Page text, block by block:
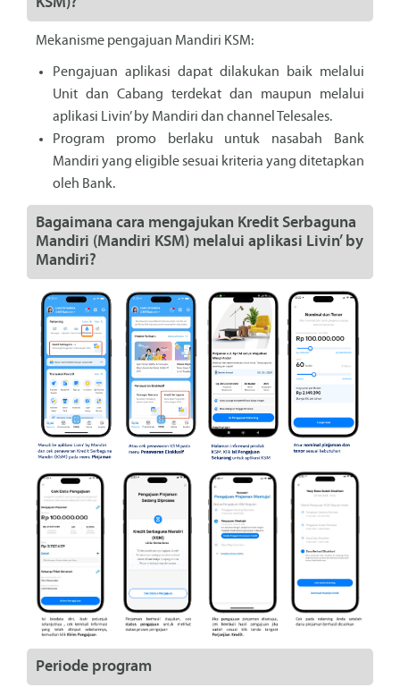
Mekanisme pengajuan Mandiri KSM:
Pengajuan aplikasi dapat dilakukan baik melalui
Unit dan Cabang terdekat dan maupun melalui
aplikasi Livin’ by Mandiri dan channel Telesales.
Program promo berlaku untuk nasabah Bank
Mandiri yang eligible sesuai kriteria yang ditetapkan
oleh Bank.
Bagaimana cara mengajukan Kredit Serbaguna
Mandiri (Mandiri KSM) melalui aplikasi Livin’ by
Mandiri?
Periode program